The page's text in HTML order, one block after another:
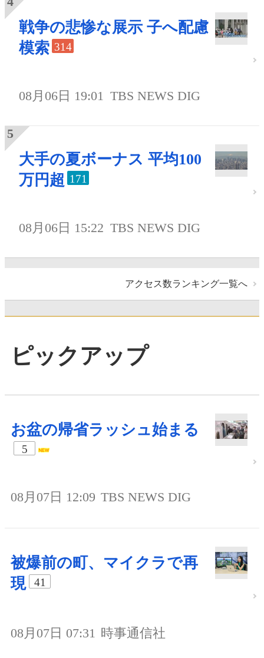
戦争の悲惨な展示 子へ配慮
模索 314
08月06日 19:01 TBS NEWS DIG
大手の夏ボーナス 平均100
万円超 171
08月06日 15:22 TBS NEWS DIG
アクセス数ランキング一覧へ
ピックアップ
お盆の帰省ラッシュ始まる
5
08月07日 12:09 TBS NEWS DIG
被爆前の町、マイクラで再
現
41
08月07日 07:31 時事通信社